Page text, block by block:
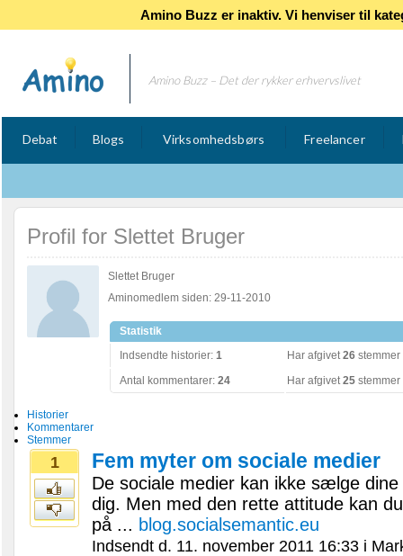
Amino Buzz er inaktiv. Vi henviser til
Amino Buzz – Det der rykker erhvervslivet
Debat Blogs Virksomhedsbørs Freelancer
Profil for Slettet Bruger
Slettet Bruger
Aminomedlem siden: 29-11-2010
Statistik
Indsendte historier: 1 Har afgivet26
Antal kommentarer: 24 Har afgivet25
Historier
Kommentarer
Stemmer
1 Fem myter om sociale medier
De sociale medier kan ikke sælge
dig. Men med den rette attitude kan
på ... blog.socialsemantic.eu
Indsendt d. 11. november 2011 16:33 i